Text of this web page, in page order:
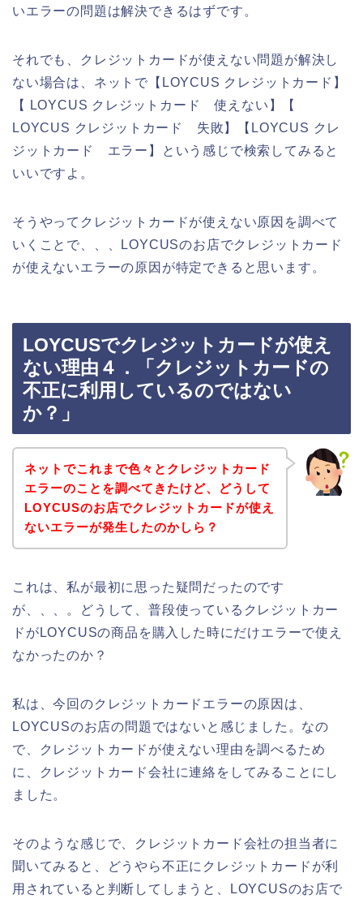
いエラーの問題は解決できるはずです。
それでも、クレジットカードが使えない問題が解決し
ない場合は、ネットで【LOYCUS クレジットカード】
【 LOYCUS クレジットカード 使えない】【
LOYCUS クレジットカード 失敗】【LOYCUS クレ
ジットカード エラー】という感じで検索してみると
いいですよ。
そうやってクレジットカードが使えない原因を調べて
いくことで、、、LOYCUSのお店でクレジットカード
が使えないエラーの原因が特定できると思います。
LOYCUSでクレジットカードが使え
ない理由４．「クレジットカードの
不正に利用しているのではない
か？」
ネットでこれまで色々とクレジットカード
エラーのことを調べてきたけど、どうして
LOYCUSのお店でクレジットカードが使え
ないエラーが発生したのかしら？
これは、私が最初に思った疑問だったのです
が、、、。どうして、普段使っているクレジットカー
ドがLOYCUSの商品を購入した時にだけエラーで使え
なかったのか？
私は、今回のクレジットカードエラーの原因は、
LOYCUSのお店の問題ではないと感じました。なの
で、クレジットカードが使えない理由を調べるため
に、クレジットカード会社に連絡をしてみることにし
ました。
そのような感じで、クレジットカード会社の担当者に
聞いてみると、どうやら不正にクレジットカードが利
用されていると判断してしまうと、LOYCUSのお店で